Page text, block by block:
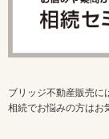
ブリッジ不動産販売に
相続でお悩みの方はお